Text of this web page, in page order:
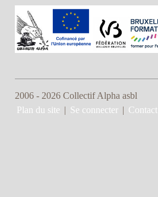
2006 - 2026 Collectif Alpha asbl
Plan du site | Se connecter | Contact